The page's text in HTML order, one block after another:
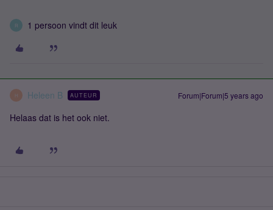
R 1 persoon vindt dit leuk
H Heleen B AUTEUR Forum|Forum|5 years ago
Helaas dat is het ook niet.